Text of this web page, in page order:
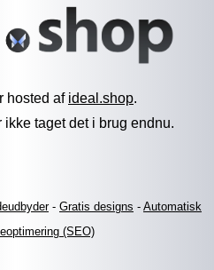
hosted af ideal.shop.
taget det i brug endnu.
- Gratis designs - Automatisk
(SEO)